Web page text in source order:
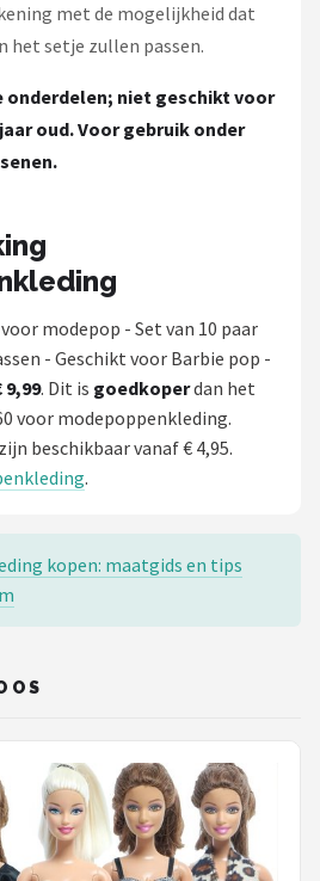
met de mogelijkheid dat
het setje zullen passen.
onderdelen; niet geschikt voor
oud. Voor gebruik onder
voor modepop - Set van 10 paar
- Geschikt voor Barbie pop -
9,99. Dit is goedkoperdan het
voor modepoppenkleding.
beschikbaar vanaf € 4,95.
.
kopen: maatgids en tips